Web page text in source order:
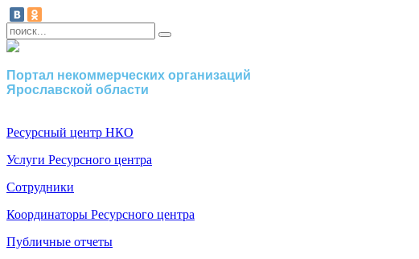
Портал некоммерческих организаций
Ярославской области
Ресурсный центр НКО
Услуги Ресурсного центра
Сотрудники
Координаторы Ресурсного центра
Публичные отчеты